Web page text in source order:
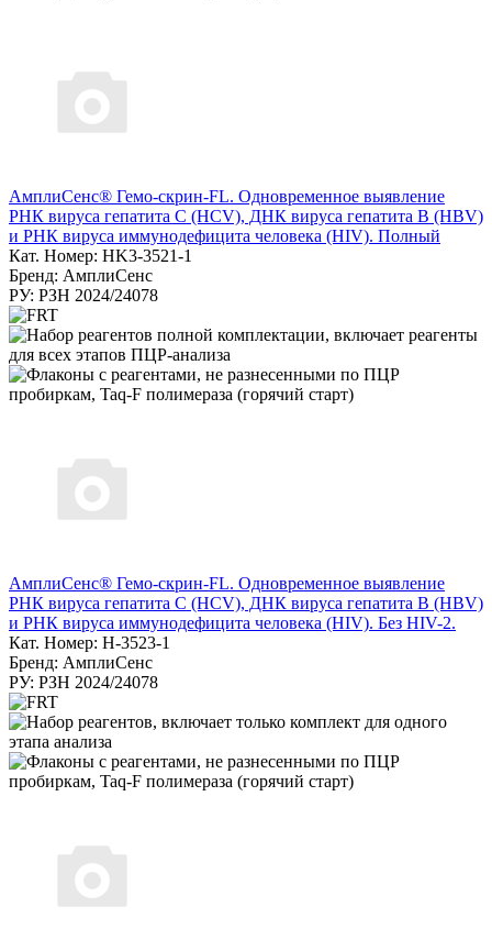
АмплиСенс® Гемо-скрин-FL. Одновременное выявление
РНК вируса гепатита С (HCV), ДНК вируса гепатита B (HBV)
и РНК вируса иммунодефицита человека (HIV). Полный
Кат. Номер: HK3-3521-1
Бренд: АмплиСенс
РУ: РЗН 2024/24078
АмплиСенс® Гемо-скрин-FL. Одновременное выявление
РНК вируса гепатита С (HCV), ДНК вируса гепатита B (HBV)
и РНК вируса иммунодефицита человека (HIV). Без HIV-2.
Кат. Номер: H-3523-1
Бренд: АмплиСенс
РУ: РЗН 2024/24078